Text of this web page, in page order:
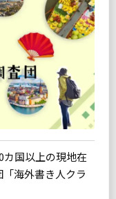
国以上の現地在
海外書き人クラ